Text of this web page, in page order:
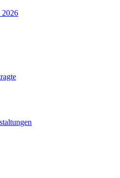
2026